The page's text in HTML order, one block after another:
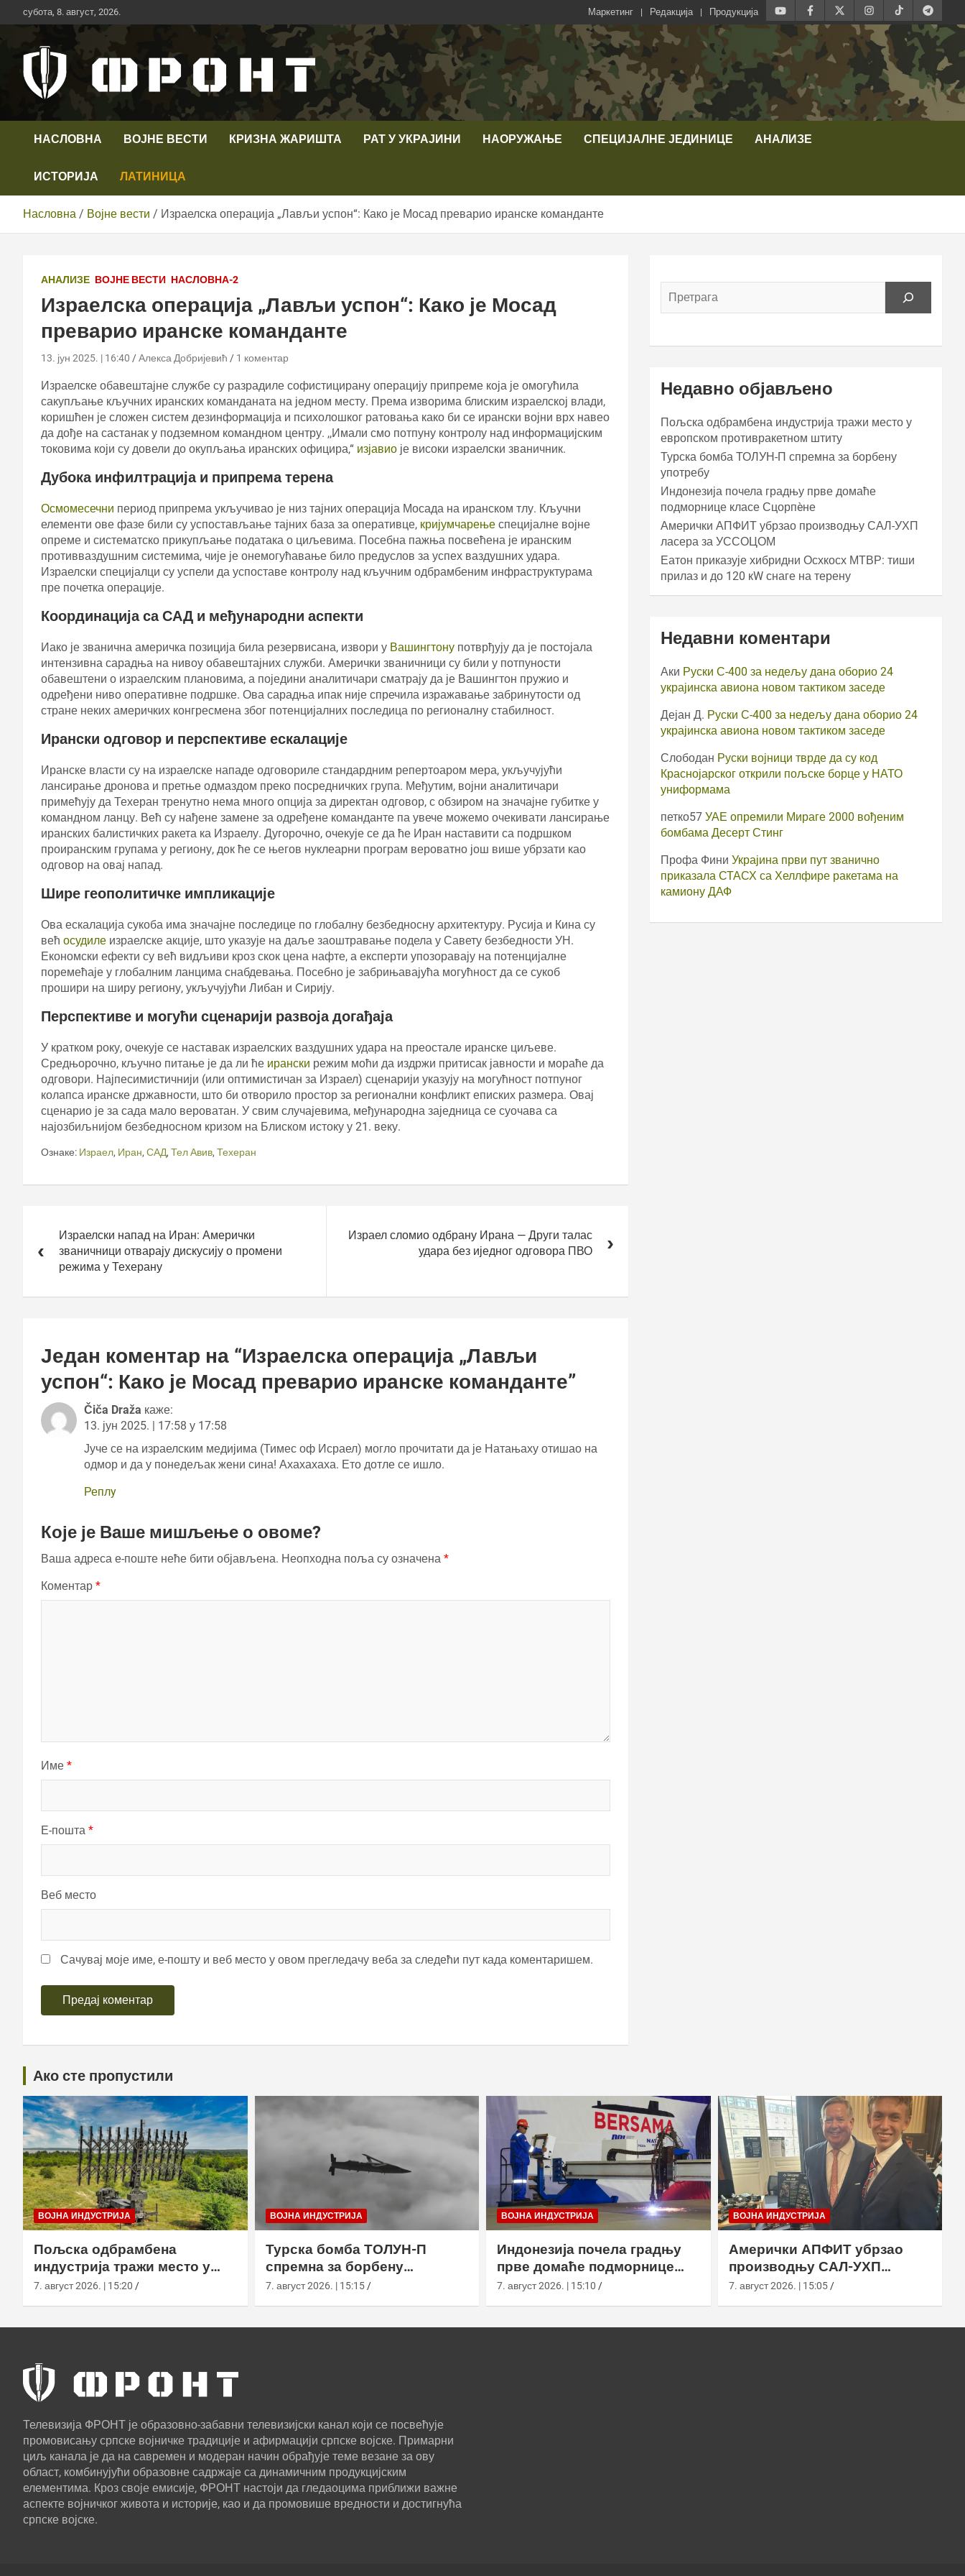
Скип
то
субота, 8. август, 2026. Маркетинг Редакција Продукција
Телевизија ФРОНТ
НАСЛОВНА ВОЈНЕ ВЕСТИ КРИЗНА ЖАРИШТА РАТ У УКРАЈИНИ НАОРУЖАЊЕ СПЕЦИЈАЛНЕ ЈЕДИНИЦЕ АНАЛИЗЕ
ИСТОРИЈА ЛАТИНИЦА
Насловна Војне вести Израелска операција „Лављи успон“: Како је Мосад преварио иранске команданте
АНАЛИЗЕ ВОЈНЕ ВЕСТИ НАСЛОВНА-2
Израелска операција „Лављи успон“: Како је Мосад
преварио иранске команданте
13. јун 2025. | 16:40 Алекса Добријевић 1 коментар
Израелске обавештајне службе су разрадиле софистицирану операцију припреме која је омогућила
сакупљање кључних иранских команданата на једном месту. Према изворима блиским израелској влади,
коришћен је сложен систем дезинформација и психолошког ратовања како би се ирански војни врх навео
да дође на састанак у подземном командном центру. ,,Имали смо потпуну контролу над информацијским
токовима који су довели до окупљања иранских официра,“ изјавио је високи израелски званичник.
Дубока инфилтрација и припрема терена
Осмомесечни период припрема укључивао је низ тајних операција Мосада на иранском тлу. Кључни
елементи ове фазе били су успостављање тајних база за оперативце, кријумчарење специјалне војне
опреме и систематско прикупљање података о циљевима. Посебна пажња посвећена је иранским
противваздушним системима, чије је онемогућавање било предуслов за успех ваздушних удара.
Израелски специјалци су успели да успоставе контролу над кључним одбрамбеним инфраструктурама
пре почетка операције.
Координација са САД и међународни аспекти
Иако је званична америчка позиција била резервисана, извори у Вашингтону потврђују да је постојала
интензивна сарадња на нивоу обавештајних служби. Амерички званичници су били у потпуности
обавештени о израелским плановима, а поједини аналитичари сматрају да је Вашингтон пружио и
одређени ниво оперативне подршке. Ова сарадња ипак није спречила изражавање забринутости од
стране неких америчких конгресмена због потенцијалних последица по регионалну стабилност.
Ирански одговор и перспективе ескалације
Иранске власти су на израелске нападе одговориле стандардним репертоаром мера, укључујући
лансирање дронова и претње одмаздом преко посредничких група. Међутим, војни аналитичари
примећују да Техеран тренутно нема много опција за директан одговор, с обзиром на значајне губитке у
командном ланцу. Већ су нађене замене за одређене команданте па увече можемо очекивати лансирање
иранских балистичких ракета ка Израелу. Дугорочно, очекује се да ће Иран наставити са подршком
проиранским групама у региону, док ће се његов нуклеарни програм вероватно још више убрзати као
одговор на овај напад.
Шире геополитичке импликације
Ова ескалација сукоба има значајне последице по глобалну безбедносну архитектуру. Русија и Кина су
већ осудиле израелске акције, што указује на даље заоштравање подела у Савету безбедности УН.
Економски ефекти су већ видљиви кроз скок цена нафте, а експерти упозоравају на потенцијалне
поремећаје у глобалним ланцима снабдевања. Посебно је забрињавајућа могућност да се сукоб
прошири на ширу региону, укључујући Либан и Сирију.
Перспективе и могући сценарији развоја догађаја
У кратком року, очекује се наставак израелских ваздушних удара на преостале иранске циљеве.
Средњорочно, кључно питање је да ли ће ирански режим моћи да издржи притисак јавности и мораће да
одговори. Најпесимистичнији (или оптимистичан за Израел) сценарији указују на могућност потпуног
колапса иранске државности, што би отворило простор за регионални конфликт еписких размера. Овај
сценарио је за сада мало вероватан. У свим случајевима, међународна заједница се суочава са
најозбиљнијом безбедносном кризом на Блиском истоку у 21. веку.
Ознаке: Израел, Иран, САД, Тел Авив, Техеран
чланкаИзраелски напад на Иран: Амерички
званичници отварају дискусију о промени
режима у Техерану
Израел сломио одбрану Ирана — Други талас
удара без иједног одговора ПВО
Један коментар на “Израелска операција „Лављи
успон“: Како је Мосад преварио иранске команданте”
Čiča Draža каже:
13. јун 2025. | 17:58 у 17:58
Јуче се на израелским медијима (Тимес оф Исраел) могло прочитати да је Натањаху отишао на
одмор и да у понедељак жени сина! Ахахахаха. Ето дотле се ишло.
Реплy
Које је Ваше мишљење о овоме?
Ваша адреса е-поште неће бити објављена. Неопходна поља су означена *
Коментар *
Име *
Е-пошта *
Веб место
Сачувај моје име, е-пошту и веб место у овом прегледачу веба за следећи пут када коментаришем.
Недавно објављено
Пољска одбрамбена индустрија тражи место у
европском противракетном штиту
Турска бомба ТОЛУН-П спремна за борбену
употребу
Индонезија почела градњу прве домаће
подморнице класе Сцорпèне
Амерички АПФИТ убрзао производњу САЛ-УХП
ласера за УССОЦОМ
Еатон приказује хибридни Осхкосх МТВР: тиши
прилаз и до 120 кW снаге на терену
Недавни коментари
Аки Руски С-400 за недељу дана оборио 24
украјинска авиона новом тактиком заседе
Дејан Д. Руски С-400 за недељу дана оборио 24
украјинска авиона новом тактиком заседе
Слободан Руски војници тврде да су код
Краснојарског открили пољске борце у НАТО
униформама
петко57 УАЕ опремили Мираге 2000 вођеним
бомбама Десерт Стинг
Профа Фини Украјина први пут званично
приказала СТАСХ са Хеллфире ракетама на
камиону ДАФ
Ако сте пропустили
ВОЈНА ИНДУСТРИЈА
Пољска одбрамбена
индустрија тражи место у
европском противракетном
7. август 2026. | 15:20
ВОЈНА ИНДУСТРИЈА
Турска бомба ТОЛУН-П
спремна за борбену
употребу
7. август 2026. | 15:15
ВОЈНА ИНДУСТРИЈА
Индонезија почела градњу
прве домаће подморнице
класе Сцорпèне
7. август 2026. | 15:10
ВОЈНА ИНДУСТРИЈА
Амерички АПФИТ убрзао
производњу САЛ-УХП
ласера за УССОЦОМ
7. август 2026. | 15:05
Телевизија ФРОНТ је образовно-забавни телевизијски канал који се посвећује
промовисању српске војничке традиције и афирмацији српске војске. Примарни
циљ канала је да на савремен и модеран начин обрађује теме везане за ову
област, комбинујући образовне садржаје са динамичним продукцијским
елементима. Кроз своје емисије, ФРОНТ настоји да гледаоцима приближи важне
аспекте војничког живота и историје, као и да промовише вредности и достигнућа
српске војске.